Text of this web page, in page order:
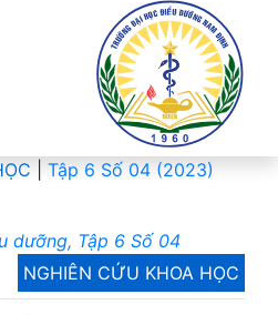
Tập 6 Số 04 (2023)
dưỡng, Tập 6 Số 04
NGHIÊN CỨU KHOA HỌC